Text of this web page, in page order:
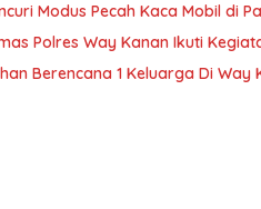
Modus Pecah Kaca Mobil di
Polres Way Kanan Ikuti
Berencana 1 Keluarga Di Way